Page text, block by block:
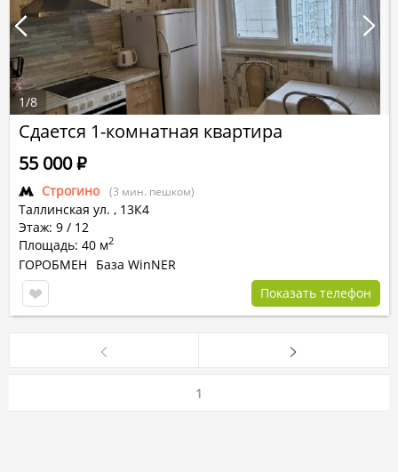
Сдается 1-комнатная квартира
Строгино (3 мин. пешком)
Таллинская ул. , 13К4
Этаж: 9 / 12
Площадь: 40 м2
55 000Р
ГОРОБМЕН
База WinNER
Показать телефон
1/8
1